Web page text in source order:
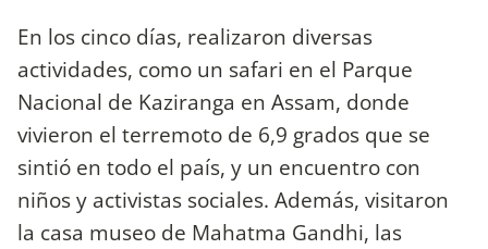
En los cinco días, realizaron diversas
actividades, como un safari en el Parque
Nacional de Kaziranga en Assam, donde
vivieron el terremoto de 6,9 grados que se
sintió en todo el país, y un encuentro con
niños y activistas sociales. Además, visitaron
la casa museo de Mahatma Gandhi, las